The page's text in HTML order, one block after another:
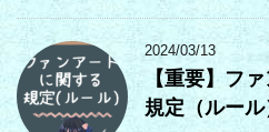
2024/03/13
【重要】フ
規定（ルール